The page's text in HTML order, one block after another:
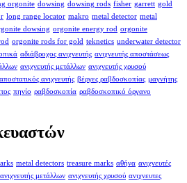
orgonite dowsing dowsing rods fisher garrett gold
long range locator makro metal detector metal
dowsing orgonite energy rod orgonite
orgonite rods for gold teknetics underwater detector
αδιάβροχος ανιχνευτής ανιχνευτής αποστάσεως
ανιχνευτής μετάλλων ανιχνευτής χρυσού
αποστατικός ανιχνευτής βέργες ραβδοσκοπίας μαγνήτης
πηνίο ραβδοσκοπία ραβδοσκοπικό όργανο
metal detectors treasure marks αθήνα ανιχνευτές
ανιχνευτής μετάλλων ανιχνευτής χρυσού ανιχνευτες